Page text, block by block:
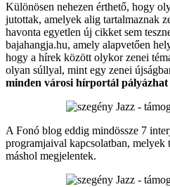
Különösen nehezen érthető, hogy
jutottak, amelyek alig tartalmaznak
havonta egyetlen új cikket sem
bajahangja.hu, amely alapvetően
hogy a hírek között olykor zenei
olyan súllyal, mint egy zenei
minden városi hírportál pályázhat
A Fonó blog eddig mindössze 7
programjaival kapcsolatban, melyek
máshol megjelentek.